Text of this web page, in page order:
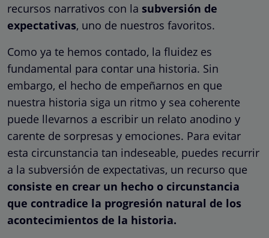
recursos narrativos con la subversión de
expectativas, uno de nuestros favoritos.
Como ya te hemos contado, la fluidez es
fundamental para contar una historia. Sin
embargo, el hecho de empeñarnos en que
nuestra historia siga un ritmo y sea coherente
puede llevarnos a escribir un relato anodino y
carente de sorpresas y emociones. Para evitar
esta circunstancia tan indeseable, puedes recurrir
a la subversión de expectativas, un recurso que
consiste en crear un hecho o circunstancia
que contradice la progresión natural de los
acontecimientos de la historia.